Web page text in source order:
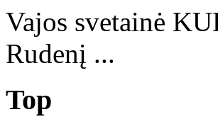
Vajos svetainė
Rudenį ...
Top